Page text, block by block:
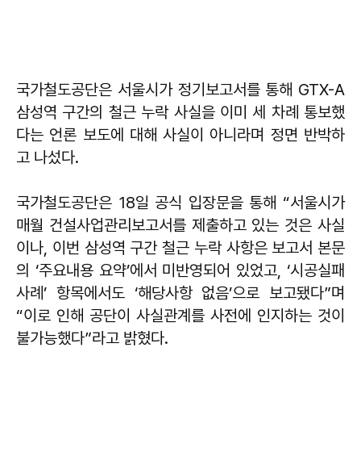
국가철도공단은 서울시가 정기보고서를 통해 GTX-A
삼성역 구간의 철근 누락 사실을 이미 세 차례 통보했
다는 언론 보도에 대해 사실이 아니라며 정면 반박하
고 나섰다.
국가철도공단은 18일 공식 입장문을 통해 “서울시가
매월 건설사업관리보고서를 제출하고 있는 것은 사실
이나, 이번 삼성역 구간 철근 누락 사항은 보고서 본문
의 ‘주요내용 요약’에서 미반영되어 있었고, ‘시공실패
사례’ 항목에서도 ‘해당사항 없음’으로 보고됐다”며
“이로 인해 공단이 사실관계를 사전에 인지하는 것이
불가능했다”라고 밝혔다.